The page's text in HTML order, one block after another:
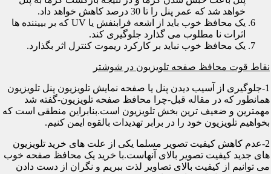
خواهد شد که عمر پنل را تا 30 درصد کاهش خواهد داد.
یک محافظ خوب باید از اشعه فرابنفش یا UV که بر بییننده ها
اثرات نا مطلوب می گذارد جلوگیری کند.
یک محافظ خوب نباید بر کارکرد ریموت کنترل اثر بگذارد.
نقاط قوت محافظ صفحه تلویزیون در شوشتر
1-جلوگیری از آسیب دیدن پنل یا صفحه نمایش تلویزیون پنل تلویزیون
همانطور که در مقاله قبل-چرا محافظ صفحه تلویزیون-گفته شد
مهمترین و ضعیف ترین بخش تلویزیون است.بنابراین منطقی است که
بخواهیم تلویزیون خود را در برابر تهدیدات بالقوه ایمن کنیم.
2-عدم کاهش کیفیت تصویر مسلما یکی از علت های خرید تلویزیون
های جدید کیفیت تصویر بالای آنهاست.با خرید یک محافظ صفحه خوب
می توانیم از کیفیت بالای تصاویر لذت ببریم و نگران از دست دادن